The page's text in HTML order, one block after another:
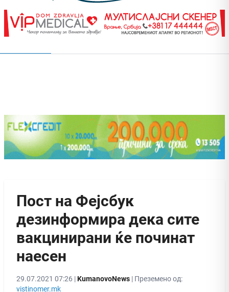
Пост на Фејсбук
дезинформира дека сите
вакцинирани ќе починат
наесен
29.07.2021 07:26 |KumanovoNews | Преземено од:
vistinomer.mk